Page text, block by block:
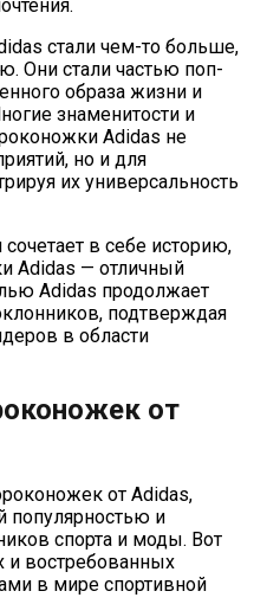
стали чем-то больше,
Они стали частью поп-
образа жизни и
знаменитости и
Adidas не
но и для
их универсальность
в себе историю,
Adidas — отличный
Adidas продолжает
подтверждая
в области
от
от Adidas,
популярностью и
спорта и моды. Вот
и востребованных
в мире спортивной